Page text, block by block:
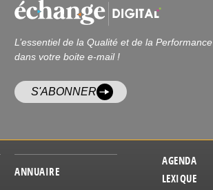
L’essentiel de la Qualité et de la Performance
dans votre boite e-mail !
S'ABONNER
ANNUAIRE
AGENDA
LEXIQUE